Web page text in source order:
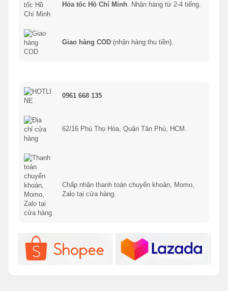
Hỏa tốc Hồ Chí Minh. Nhận hàng từ 2-4 tiếng.
Giao hàng COD (nhận hàng thu tiền).
0961 668 135
62/16 Phú Thọ Hòa, Quận Tân Phú, HCM.
Chấp nhận thanh toán chuyển khoản, Momo,
Zalo tại cửa hàng.